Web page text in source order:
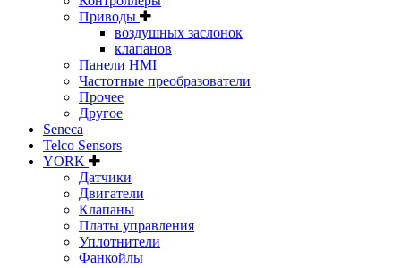
Приводы
воздушных заслонок
клапанов
Панели HMI
Частотные преобразователи
Прочее
Другое
Seneca
Telco Sensors
YORK
Датчики
Двигатели
Клапаны
Платы управления
Уплотнители
Фанкойлы